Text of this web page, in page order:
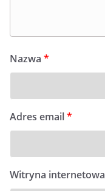
Nazwa *
Adres email*
Witryna internetowa